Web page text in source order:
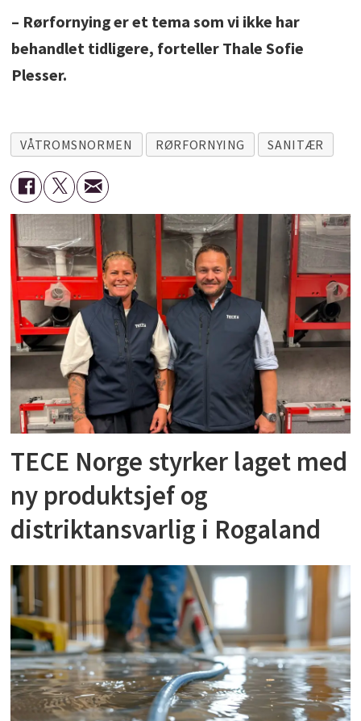
– Rørfornying er et tema som vi ikke har
behandlet tidligere, forteller Thale Sofie
Plesser.
VÅTROMSNORMEN RØRFORNYING SANITÆR
TECE Norge styrker laget med
ny produktsjef og
distriktansvarlig i Rogaland